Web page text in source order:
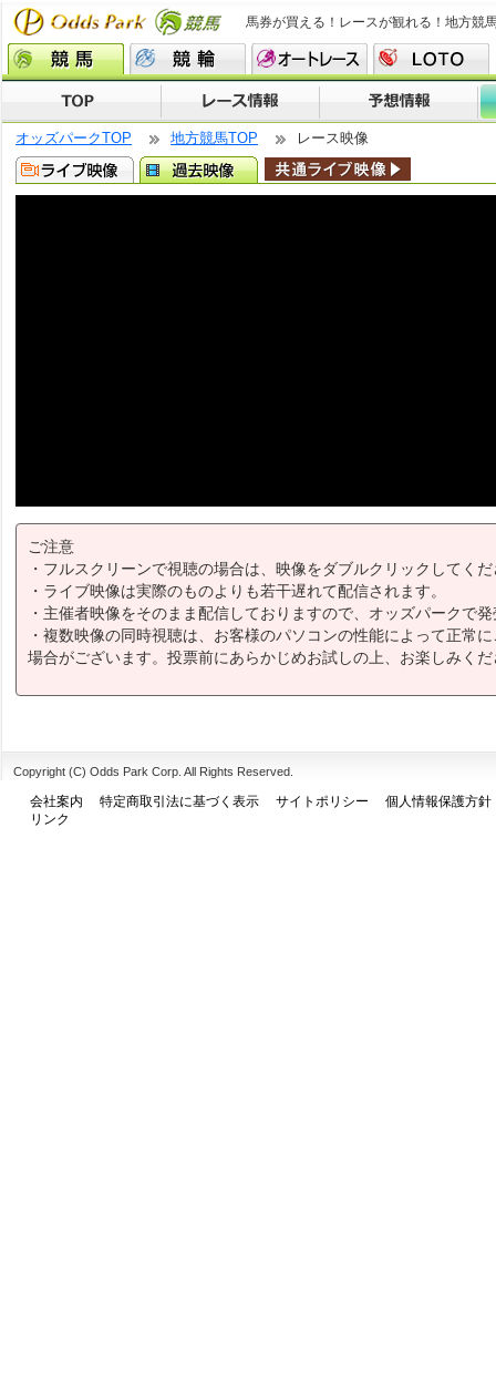
馬券が買える！レースが観れる！地方競
オッズパークTOP 地方競馬TOP レース映像
ご注意
・フルスクリーンで視聴の場合は、映像をダブルクリックしてく
・ライブ映像は実際のものよりも若干遅れて配信されます。
・主催者映像をそのまま配信しておりますので、オッズパークで
・複数映像の同時視聴は、お客様のパソコンの性能によって正常
場合がございます。投票前にあらかじめお試しの上、お楽しみく
Copyright (C) Odds Park Corp. All Rights Reserved.
会社案内 特定商取引法に基づく表示 サイトポリシー
個人情報保護方針
リンク